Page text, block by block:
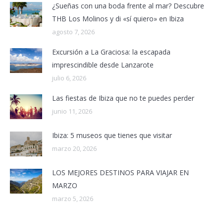
¿Sueñas con una boda frente al mar? Descubre
THB Los Molinos y di «sí quiero» en Ibiza
agosto 7, 2026
Excursión a La Graciosa: la escapada
imprescindible desde Lanzarote
julio 6, 2026
Las fiestas de Ibiza que no te puedes perder
junio 11, 2026
Ibiza: 5 museos que tienes que visitar
marzo 20, 2026
LOS MEJORES DESTINOS PARA VIAJAR EN
MARZO
marzo 5, 2026